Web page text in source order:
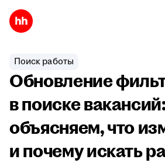
Поиск работы
Обновление
в поиске вакансий:
объясняем, что
и почему искать